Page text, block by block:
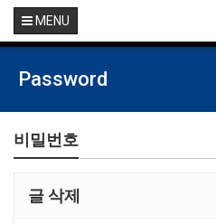
MENU
Password
비밀번호
글 삭제